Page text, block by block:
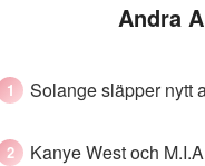
Andra
Solange släpper nytt
Kanye West och